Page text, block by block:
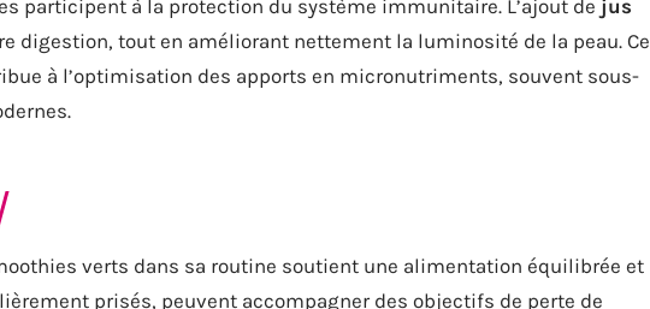
participent à la protection du système immunitaire. L’ajout de jus
digestion, tout en améliorant nettement la luminosité de la peau. Ce
à l’optimisation des apports en micronutriments, souvent sous-
verts dans sa routine soutient une alimentation équilibrée et
prisés, peuvent accompagner des objectifs de perte de